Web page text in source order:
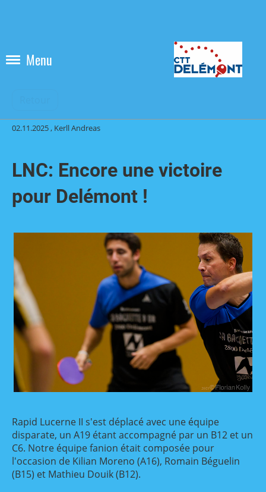
Menu
02.11.2025, Kerll Andreas
LNC: Encore une victoire
pour Delémont !
Rapid Lucerne II s'est déplacé avec une équipe
disparate, un A19 étant accompagné par un B12 et un
C6. Notre équipe fanion était composée pour
l'occasion de Kilian Moreno (A16), Romain Béguelin
(B15) et Mathieu Douik (B12).